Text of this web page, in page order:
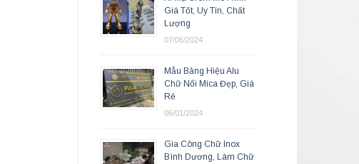
Giá Tốt, Uy Tín, Chất
Lượng
07/06/2024
Mẫu Bảng Hiệu Alu
Chữ Nổi Mica Đẹp, Giá
Rẻ
06/01/2024
Gia Công Chữ Inox
Bình Dương, Làm Chữ